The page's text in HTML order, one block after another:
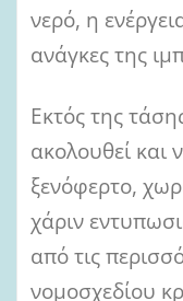
νερό, η
ανάγκες της
Εκτός της
ακολουθεί και
ξενόφερτο,
χάριν
από τις
νομοσχεδίου